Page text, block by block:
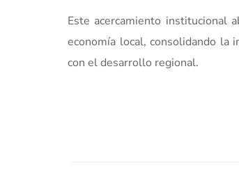
Este acercamiento institucional
economía local, consolidando la
con el desarrollo regional.